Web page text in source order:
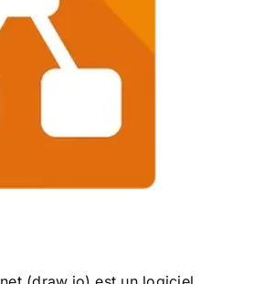
Draw.io